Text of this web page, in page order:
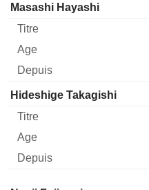
Masashi Hayashi
Hideshige Takagishi